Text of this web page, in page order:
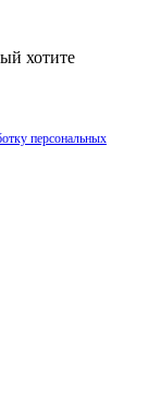
хотите
персональных